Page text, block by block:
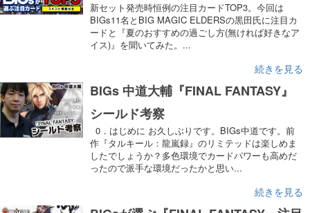
新セット発売時恒例の注目カードTOP3。今回は
BIGs11名とBIG MAGIC ELDERSの黒田氏に注目カ
ードと『夏のおすすめの過ごし方(無ければ好きなア
イス)』を聞いてみた。...
続きを見る
BIGs 中道大輔『FINAL FANTASY』
シールド考察
0．はじめに お久しぶりです。BIGs中道です。前
作『タルキール：龍嵐録』のリミテッドは楽しめま
したでしょうか？多色環境でカードパワーも高めだ
ったので派手な環境だったかと思い...
続きを見る